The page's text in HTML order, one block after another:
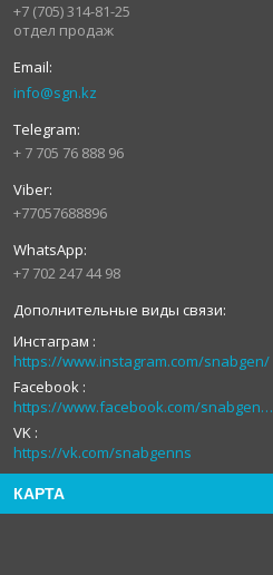
+7 (705) 314-81-25
отдел продаж
info@sgn.kz
+ 7 705 76 888 96
+77057688896
+7 702 247 44 98
Инстаграм
https://www.instagram.com/snabgen/
Facebook
https://www.facebook.com/snabgenNS
VK
https://vk.com/snabgenns
КАРТА